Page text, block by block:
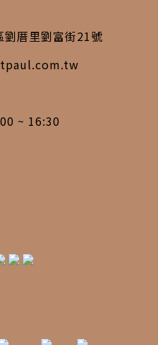
厝里劉富街21號
~ 16:30